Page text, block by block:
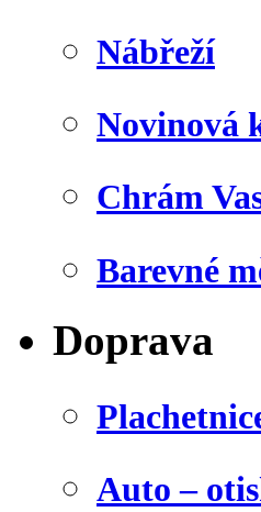
Nábřeží
Novinová
Chrám
Barevné
Doprava
Auto –